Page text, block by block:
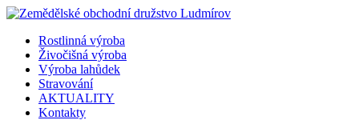
Rostlinná výroba
Živočišná výroba
Výroba lahůdek
Stravování
AKTUALITY
Kontakty